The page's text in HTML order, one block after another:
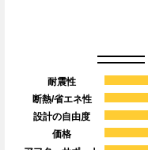
耐震性
断熱/省エネ性
設計の自由度
価格